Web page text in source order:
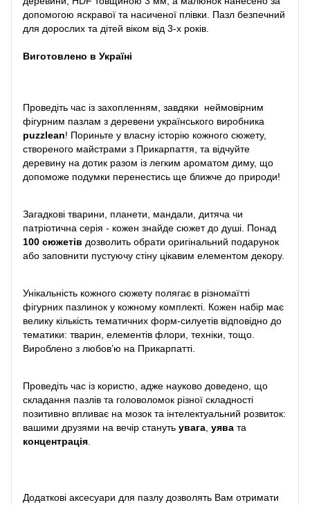
допомогою яскравої та насиченої плівки. Пазл безпечний
для дорослих та дітей віком від 3-х років.
Виготовлено в Україні
Проведіть час із захопленням, завдяки неймовірним
фігурним пазлам з деревени українського виробника
puzzlean! Пориньте у власну історію кожного сюжету,
створеного майстрами з Прикарпаття, та відчуйте
деревину на дотик разом із легким ароматом диму, що
допоможе подумки перенестись ще ближче до природи!
Загадкові тварини, планети, мандали, дитяча чи
патріотична серія - кожен знайде сюжет до душі. Понад
100 сюжетів дозволить обрати оригінальний подарунок
або заповнити пустуючу стіну цікавим елементом декору.
Унікальність кожного сюжету полягає в різномаїтті
фігурних пазлинок у кожному комплекті. Кожен набір має
велику кількість тематичних форм-силуетів відповідно до
тематики: тварин, елементів флори, техніки, тощо.
Вироблено з любов’ю на Прикарпатті.
Проведіть час із користю, адже науково доведено, що
складання пазлів та головоломок різної складності
позитивно впливає на мозок та інтелектуальний розвиток:
вашими друзями на вечір стануть увага, уява та
концентрація.
Додаткові аксесуари для пазлу дозволять Вам отримати